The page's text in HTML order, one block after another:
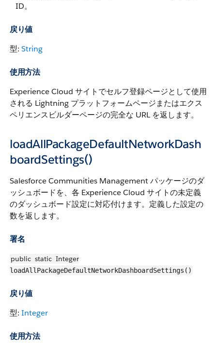
ID。
戻り値
型: String
使用方法
Experience Cloud サイトでセルフ登録ページとして使用
される Lightning プラットフォームページまたはエクス
ペリエンスビルダーページの完全な URL を返します。
loadAllPackageDefaultNetworkDash
boardSettings()
Salesforce Communities Management パッケージのダ
ッシュボードを、各 Experience Cloud サイトの未定義
のダッシュボード設定に対応付けます。定義した設定の
数を返します。
署名
public static Integer
loadAllPackageDefaultNetworkDashboardSettings()
戻り値
型: Integer
使用方法